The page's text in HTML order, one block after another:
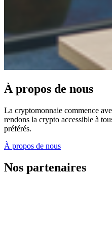
À propos de nous
La cryptomonnaie commence
rendons la crypto accessible à
préférés.
À propos de nous
Nos partenaires